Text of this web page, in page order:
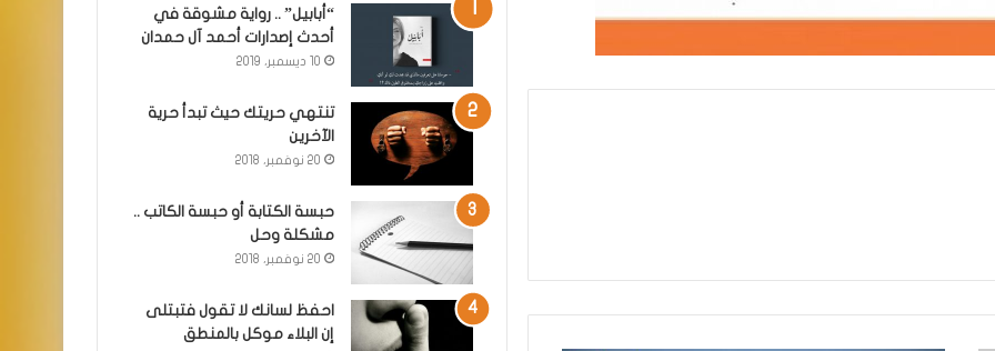
“أبابيل” .. رواية مشوقة في
أحدث إصدارات أحمد آل حمدان
10 ديسمبر، 2019
تنتهي حريتك حيث تبدأ حرية
الآخرين
20 نوفمبر، 2018
حبسة الكتابة أو حبسة الكاتب ..
مشكلة وحل
20 نوفمبر، 2018
احفظ لسانك لا تقول فتبتلى
إن البلاء موكل بالمنطق